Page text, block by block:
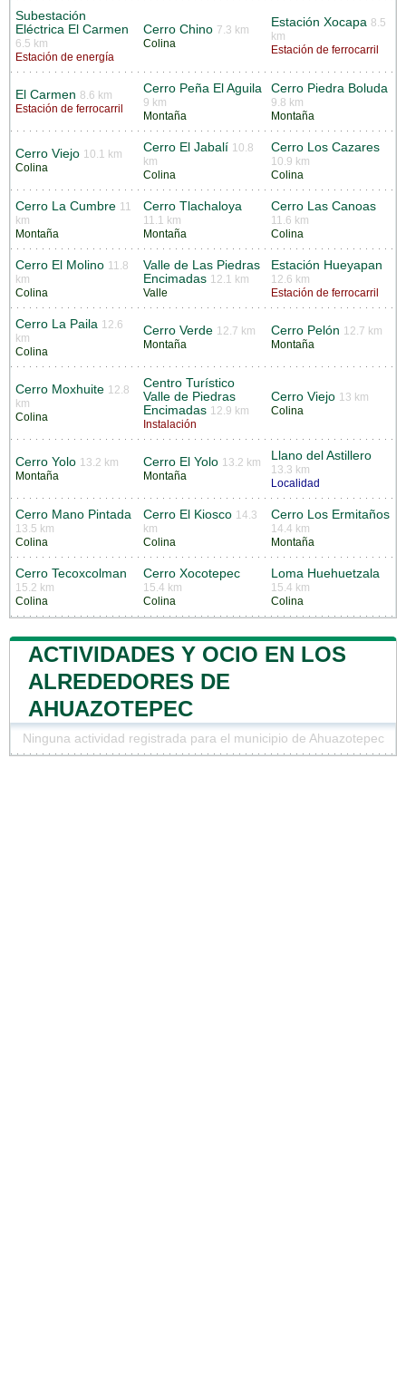
Subestación
Eléctrica El Carmen
6.5 km
Estación de energía
Cerro Chino 7.3 km
Colina
Estación Xocapa 8.5
km
Estación de ferrocarril
El Carmen 8.6 km
Estación de ferrocarril
Cerro Peña El Aguila
9 km
Montaña
Cerro Piedra Boluda
9.8 km
Montaña
Cerro Viejo 10.1 km
Colina
Cerro El Jabalí 10.8
km
Colina
Cerro Los Cazares
10.9 km
Colina
Cerro La Cumbre 11
km
Montaña
Cerro Tlachaloya
11.1 km
Montaña
Cerro Las Canoas
11.6 km
Colina
Cerro El Molino 11.8
km
Colina
Valle de Las Piedras
Encimadas 12.1 km
Valle
Estación Hueyapan
12.6 km
Estación de ferrocarril
Cerro La Paila 12.6
km
Colina
Cerro Verde 12.7 km
Montaña
Cerro Pelón 12.7 km
Montaña
Cerro Moxhuite 12.8
km
Colina
Centro Turístico
Valle de Piedras
Encimadas 12.9 km
Instalación
Cerro Viejo 13 km
Colina
Cerro Yolo 13.2 km
Montaña
Cerro El Yolo 13.2 km
Montaña
Llano del Astillero
13.3 km
Localidad
Cerro Mano Pintada
13.5 km
Colina
Cerro El Kiosco 14.3
km
Colina
Cerro Los Ermitaños
14.4 km
Montaña
Cerro Tecoxcolman
15.2 km
Colina
Cerro Xocotepec
15.4 km
Colina
Loma Huehuetzala
15.4 km
Colina
ACTIVIDADES Y OCIO EN LOS
ALREDEDORES DE
AHUAZOTEPEC
Ninguna actividad registrada para el municipio de Ahuazotepec